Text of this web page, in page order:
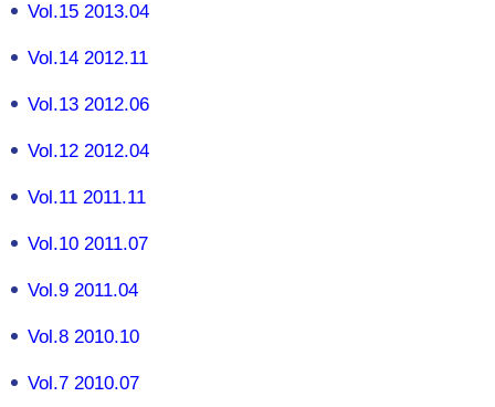
Vol.15 2013.04
Vol.14 2012.11
Vol.13 2012.06
Vol.12 2012.04
Vol.11 2011.11
Vol.10 2011.07
Vol.9 2011.04
Vol.8 2010.10
Vol.7 2010.07